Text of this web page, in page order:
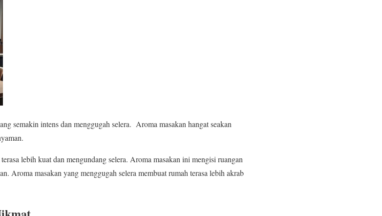
semakin intens dan menggugah selera. Aroma masakan hangat seakan
lebih kuat dan mengundang selera. Aroma masakan ini mengisi ruangan
Aroma masakan yang menggugah selera membuat rumah terasa lebih akrab